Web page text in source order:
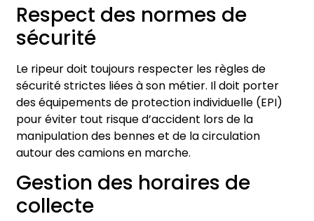
Respect des normes de
sécurité
Le ripeur doit toujours respecter les règles de
sécurité strictes liées à son métier. Il doit porter
des équipements de protection individuelle (EPI)
pour éviter tout risque d’accident lors de la
manipulation des bennes et de la circulation
autour des camions en marche.
Gestion des horaires de
collecte